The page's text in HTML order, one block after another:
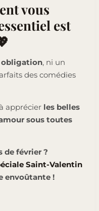
vous
est
obligation, ni un
des comédies
apprécier les belles
sous toutes
de février ?
Saint-Valentin
envoûtante !